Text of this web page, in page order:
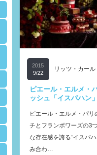
2015
9/22
リッツ・カー
ピエール・エルメ・
ッシュ「イスパハ
ピエール・エルメ・パ
チとフランボワーズの3
な存在感を誇る“イスパ
み合わ…